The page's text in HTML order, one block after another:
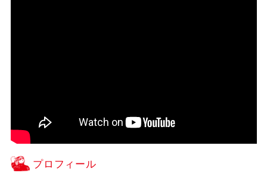
プロフィール